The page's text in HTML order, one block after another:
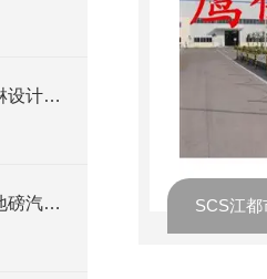
80吨地磅汽车衡：防锈防淋设计，南方雨季、北方寒冬都能用
收粮、卸煤要计量？80吨地磅汽车衡，不用反复称，一次出准数